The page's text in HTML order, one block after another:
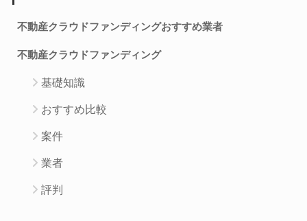
不動産クラウドファンディングおすすめ業者
不動産クラウドファンディング
基礎知識
おすすめ比較
案件
業者
評判